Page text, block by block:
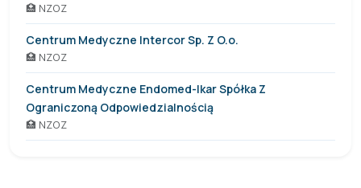
🏥 NZOZ
Centrum Medyczne Intercor Sp. Z O.o.
🏥 NZOZ
Centrum Medyczne Endomed-Ikar Spółka Z
Ograniczoną Odpowiedzialnością
🏥 NZOZ